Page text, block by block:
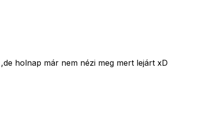
holnap már nem nézi meg mert lejárt xD